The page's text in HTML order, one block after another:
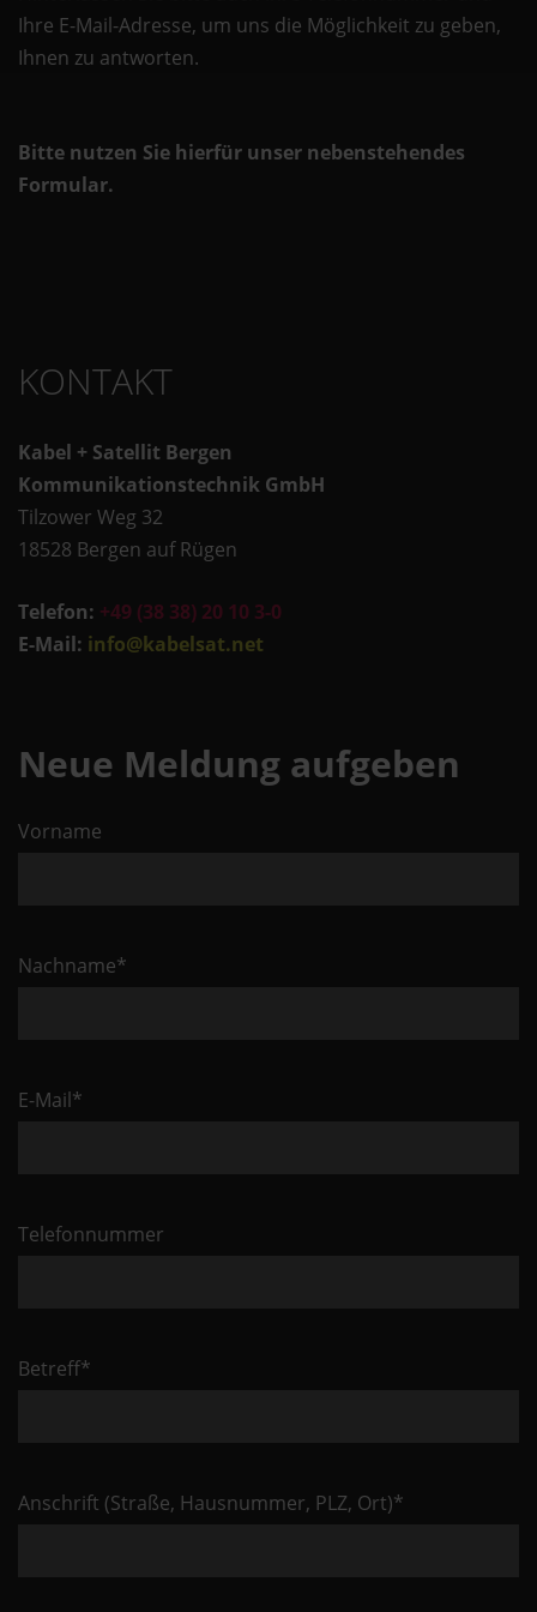
Ihre E-Mail-Adresse, um uns die Möglich­keit zu geben,
Ihnen zu ant­worten.
Bitte nutzen Sie hierfür unser nebenstehendes
Formular.
KONTAKT
Kabel + Satellit Bergen
Kommunikationstechnik GmbH
Tilzower Weg 32
18528 Bergen auf Rügen
Telefon: +49 (38 38) 20 10 3-0
E-Mail: info@kabelsat.net
Neue Meldung aufgeben
Vorname
Pflichtfeld
Nachname*
Pflichtfeld
E-Mail*
Telefonnummer
Pflichtfeld
Betreff*
Pflichtfeld
Anschrift (Straße, Hausnummer, PLZ, Ort)*